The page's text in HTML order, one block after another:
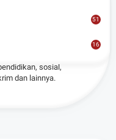
sosial,
dan lainnya.
51
16